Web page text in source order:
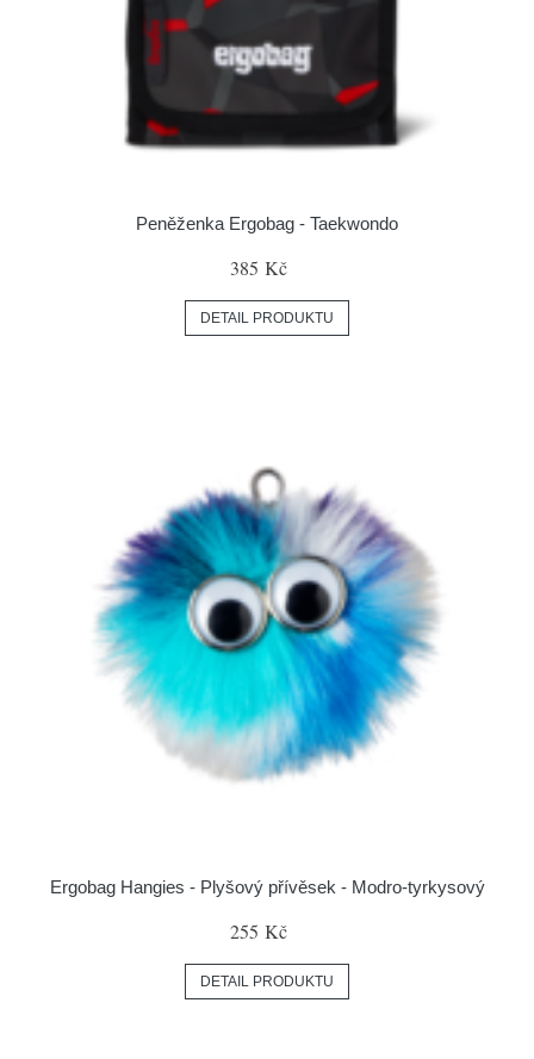
Peněženka Ergobag - Taekwondo
385 Kč
DETAIL PRODUKTU
Ergobag Hangies - Plyšový přívěsek - Modro-tyrkysový
255 Kč
DETAIL PRODUKTU